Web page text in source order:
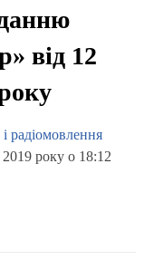
від 12
радіомовлення
року о 18:12